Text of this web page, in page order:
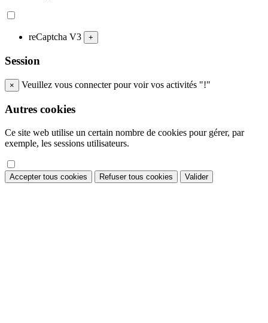
reCaptcha V3 +
Session
× Veuillez vous connecter pour voir vos activités "!"
Autres cookies
Ce site web utilise un certain nombre de cookies pour gérer, par
exemple, les sessions utilisateurs.
Accepter tous cookies Refuser tous cookies Valider